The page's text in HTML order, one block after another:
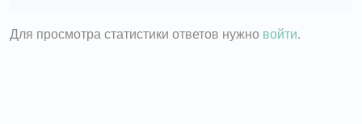
Для просмотра статистики ответов нужно войти.